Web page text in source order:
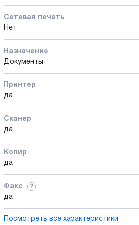
Сетевая печать
Нет
Назначение
Документы
Принтер
да
Сканер
да
Копир
да
Факс ?
да
Посмотреть все характеристики